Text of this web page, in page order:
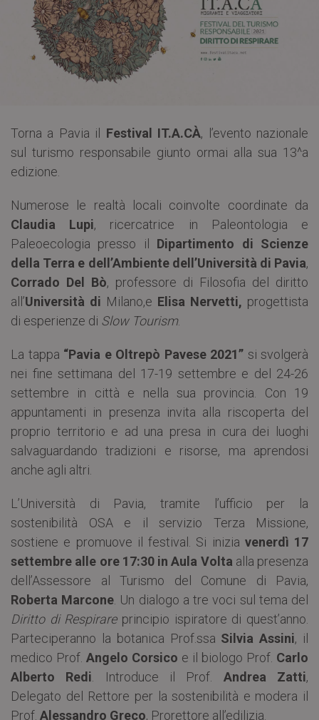
Torna a Pavia il Festival IT.A.CÀ, l’evento nazionale
sul turismo responsabile giunto ormai alla sua 13^a
edizione.
Numerose le realtà locali coinvolte coordinate da
Claudia Lupi, ricercatrice in Paleontologia e
Paleoecologia presso il Dipartimento di Scienze
della Terra e dell’Ambiente dell’Università di Pavia,
Corrado Del Bò, professore di Filosofia del diritto
all’Università di Milano,e Elisa Nervetti, progettista
di esperienze di Slow Tourism.
La tappa “Pavia e Oltrepò Pavese 2021” si svolgerà
nei fine settimana del 17-19 settembre e del 24-26
settembre in città e nella sua provincia. Con 19
appuntamenti in presenza invita alla riscoperta del
proprio territorio e ad una presa in cura dei luoghi
salvaguardando tradizioni e risorse, ma aprendosi
anche agli altri.
L’Università di Pavia, tramite l’ufficio per la
sostenibilità OSA e il servizio Terza Missione,
sostiene e promuove il festival. Si inizia venerdì 17
settembre alle ore 17:30 in Aula Volta alla presenza
dell’Assessore al Turismo del Comune di Pavia,
Roberta Marcone . Un dialogo a tre voci sul tema del
Diritto di Respirareprincipio ispiratore di quest’anno.
Parteciperanno la botanica Prof.ssa Silvia Assini, il
medico Prof. Angelo Corsico e il biologo Prof. Carlo
Alberto Redi . Introduce il Prof. Andrea Zatti,
Delegato del Rettore per la sostenibilità e modera il
Prof. Alessandro Greco, Prorettore all’edilizia.